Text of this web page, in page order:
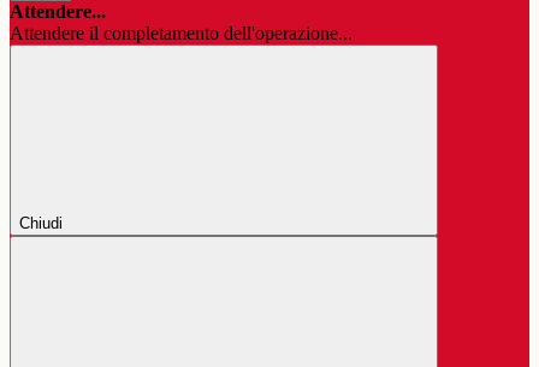
Attendere...
Attendere il completamento dell'operazione...
Chiudi